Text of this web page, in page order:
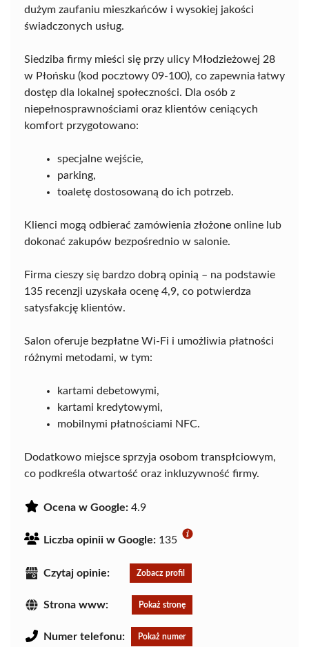
dużym zaufaniu mieszkańców i wysokiej jakości
świadczonych usług.
Siedziba firmy mieści się przy ulicy Młodzieżowej 28
w Płońsku (kod pocztowy 09-100), co zapewnia łatwy
dostęp dla lokalnej społeczności. Dla osób z
niepełnosprawnościami oraz klientów ceniących
komfort przygotowano:
specjalne wejście,
parking,
toaletę dostosowaną do ich potrzeb.
Klienci mogą odbierać zamówienia złożone online lub
dokonać zakupów bezpośrednio w salonie.
Firma cieszy się bardzo dobrą opinią – na podstawie
135 recenzji uzyskała ocenę 4,9, co potwierdza
satysfakcję klientów.
Salon oferuje bezpłatne Wi-Fi i umożliwia płatności
różnymi metodami, w tym:
kartami debetowymi,
kartami kredytowymi,
mobilnymi płatnościami NFC.
Dodatkowo miejsce sprzyja osobom transpłciowym,
co podkreśla otwartość oraz inkluzywność firmy.
Ocena w Google: 4.9
Liczba opinii w Google: 135
Czytaj opinie: Zobacz profil
Strona www: Pokaż stronę
Numer telefonu: Pokaż numer